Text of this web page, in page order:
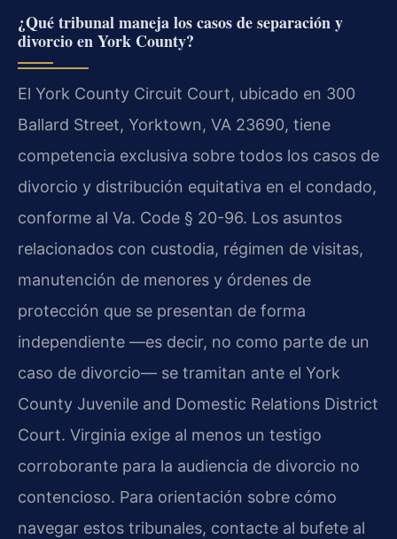
¿Qué tribunal maneja los casos de separación y
divorcio en York County?
El York County Circuit Court, ubicado en 300
Ballard Street, Yorktown, VA 23690, tiene
competencia exclusiva sobre todos los casos de
divorcio y distribución equitativa en el condado,
conforme al Va. Code § 20-96. Los asuntos
relacionados con custodia, régimen de visitas,
manutención de menores y órdenes de
protección que se presentan de forma
independiente —es decir, no como parte de un
caso de divorcio— se tramitan ante el York
County Juvenile and Domestic Relations District
Court. Virginia exige al menos un testigo
corroborante para la audiencia de divorcio no
contencioso. Para orientación sobre cómo
navegar estos tribunales, contacte al bufete al